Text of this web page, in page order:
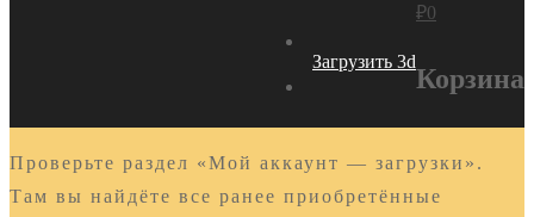
Загрузить 3d
₽0
Корзина
Проверьте раздел «Мой аккаунт — загрузки».
Там вы найдёте все ранее приобретённые